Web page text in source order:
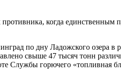
когда
по дну Ладожского озера
свыше 47 тысяч тонн
Службы горючего «топливная